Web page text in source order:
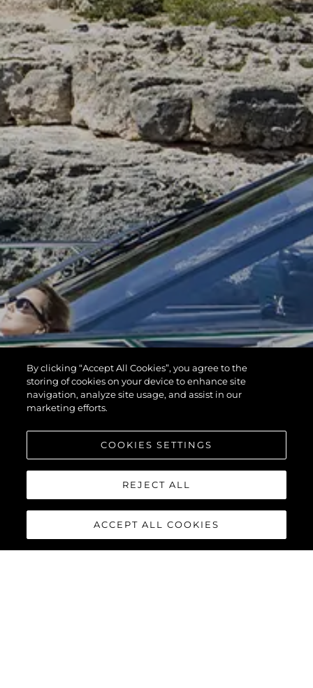
By clicking “Accept All Cookies”, you agree to the
storing of cookies on your device to enhance site
navigation, analyze site usage, and assist in our
marketing efforts.
COOKIES SETTINGS
REJECT ALL
ACCEPT ALL COOKIES